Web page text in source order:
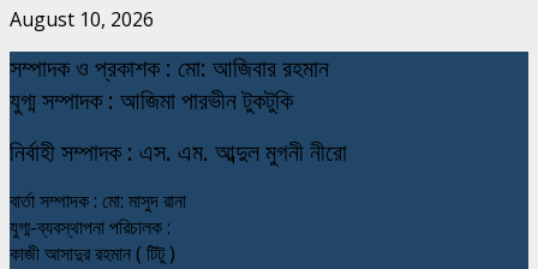
August 10, 2026
সম্পাদক ও প্রকাশক : মো: আজিবার রহমান
যুগ্ম সম্পাদক : আজিমা পারভীন টুকটুকি
নির্বাহী সম্পাদক : এস. এম. আব্দুল মুগনী নীরো
বার্তা সম্পাদক : মো: মাসুদ রানা
যুগ্ম-ব্যবস্থাপনা পরিচালক :
কাজী আসাদুর রহমান ( টিটু )